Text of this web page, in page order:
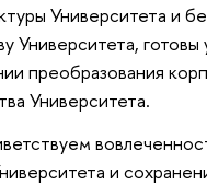
Университета и
Университета, готовы
преобразования
Университета.
и